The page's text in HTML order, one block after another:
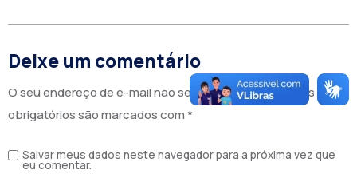
Deixe um comentário
O seu endereço de e-mail não será publicado.Campos
obrigatórios são marcados com *
Salvar meus dados neste navegador para a próxima vez que
eu comentar.